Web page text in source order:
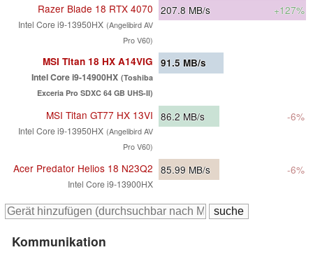
Razer Blade 18 RTX 4070
Intel Core i9-13950HX (Angelibird AV
Pro V60)
207.8 MB/s +127%
MSI Titan 18 HX A14VIG
Intel Core i9-14900HX (Toshiba
Exceria Pro SDXC 64 GB UHS-II)
91.5 MB/s
MSI Titan GT77 HX 13VI
Intel Core i9-13950HX (Angelibird AV
Pro V60)
86.2 MB/s -6%
Acer Predator Helios 18 N23Q2
Intel Core i9-13900HX
85.99 MB/s -6%
Kommunikation